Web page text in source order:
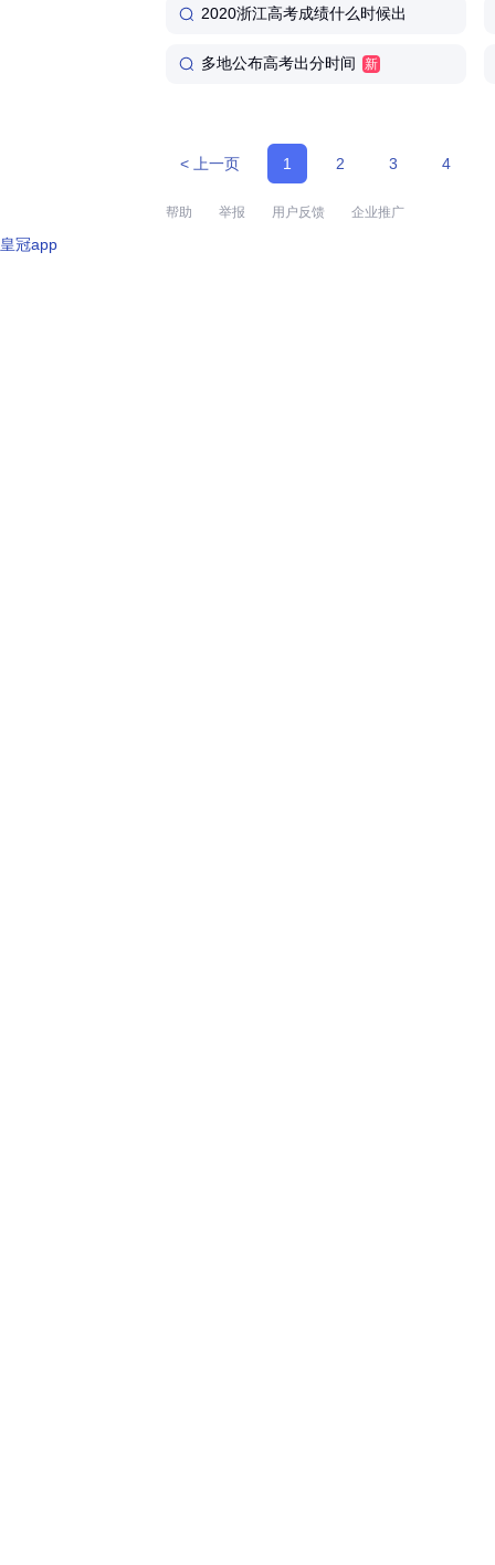
2020浙江高考成绩什么时候出
多地公布高考出分时间 新
< 上一页 1 2 3 4
帮助 举报 用户反馈 企业推广
皇冠app